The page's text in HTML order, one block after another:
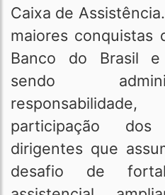
Caixa de
maiores conquistas
Banco do Brasil
sendo
participação
dirigentes que
desafio de